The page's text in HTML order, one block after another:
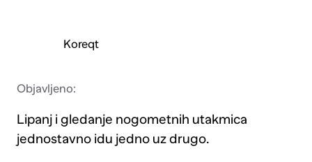
Koreqt
Objavljeno:
Lipanj i gledanje nogometnih utakmica
jednostavno idu jedno uz drugo.